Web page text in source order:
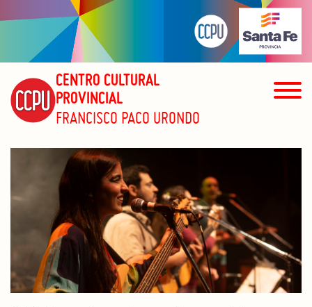
CENTRO CULTURAL
PROVINCIAL
FRANCISCO PACO URONDO